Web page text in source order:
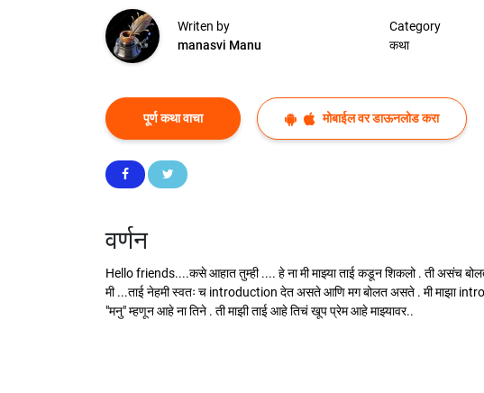
Writen by
manasvi Manu
Category
कथा
पूर्ण कथा वाचा मोबाईल वर डाऊनलोड करा
वर्णन
Hello friends....कसे आहात तुम्ही .... हे ना मी माझ्या ताई कडून शिकलो . ती असंच
मी ...ताई नेहमी स्वतः च introduction देत असते आणि मग बोलत असते . मी माझा intro
"मनु" म्हणून आहे ना तिने . ती माझी ताई आहे तिचं खूप प्रेम आहे माझ्यावर..